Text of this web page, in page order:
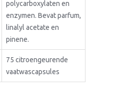
polycarboxylaten en
enzymen. Bevat parfum,
linalyl acetate en
pinene.
75 citroengeurende
vaatwascapsules